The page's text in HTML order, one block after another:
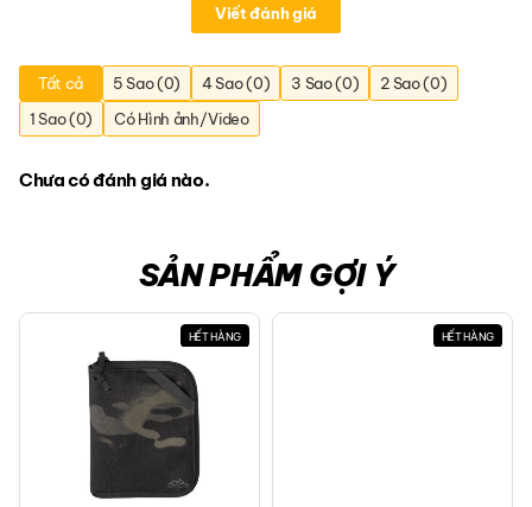
Viết đánh giá
Tất cả 5 Sao (0) 4 Sao (0) 3 Sao (0)
2 Sao (0)
1 Sao (0)
Có Hình ảnh/Video
Chưa có đánh giá nào.
SẢN PHẨM GỢI Ý
HẾT HÀNG HẾT HÀNG